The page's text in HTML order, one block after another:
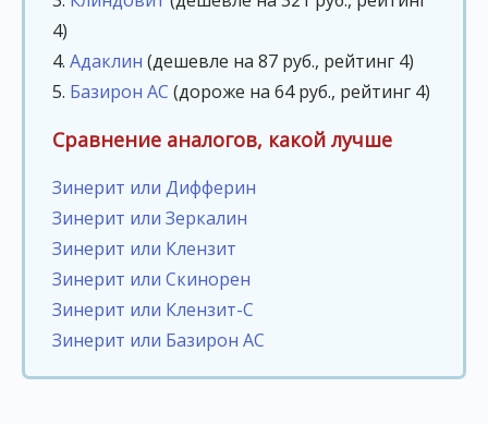
4)
4. Адаклин (дешевле на 87 руб., рейтинг 4)
5. Базирон АС (дороже на 64 руб., рейтинг 4)
Сравнение аналогов, какой лучше
Зинерит или Дифферин
Зинерит или Зеркалин
Зинерит или Клензит
Зинерит или Скинорен
Зинерит или Клензит-С
Зинерит или Базирон АС